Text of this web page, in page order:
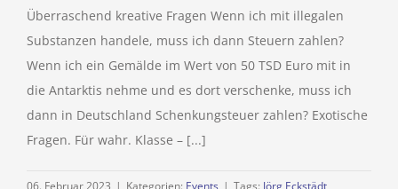
Überraschend kreative Fragen Wenn ich mit illegalen
Substanzen handele, muss ich dann Steuern zahlen?
Wenn ich ein Gemälde im Wert von 50 TSD Euro mit in
die Antarktis nehme und es dort verschenke, muss ich
dann in Deutschland Schenkungsteuer zahlen? Exotische
Fragen. Für wahr. Klasse – [...]
06. Februar 2023 | Kategorien: Events | Tags: Jörg Eckstädt